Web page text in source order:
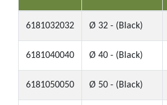
6181032032 Ø 32 - (Black)
6181040040 Ø 40 - (Black)
6181050050 Ø 50 - (Black)